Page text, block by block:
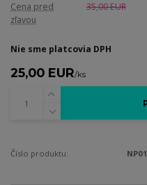
Cena pred
zľavou
35,00 EUR
Nie sme platcovia DPH
25,00 EUR/ks
Číslo produktu: